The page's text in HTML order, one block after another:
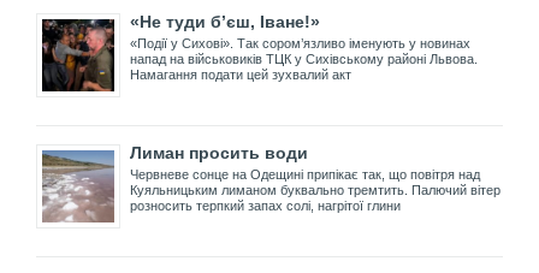
«Не туди б’єш, Іване!»
«Події у Сихові». Так сором’язливо іменують у новинах
напад на військовиків ТЦК у Сихівському районі Львова.
Намагання подати цей зухвалий акт
Лиман просить води
Червневе сонце на Одещині припікає так, що повітря над
Куяльницьким лиманом буквально тремтить. Палючий вітер
розносить терпкий запах солі, нагрітої глини